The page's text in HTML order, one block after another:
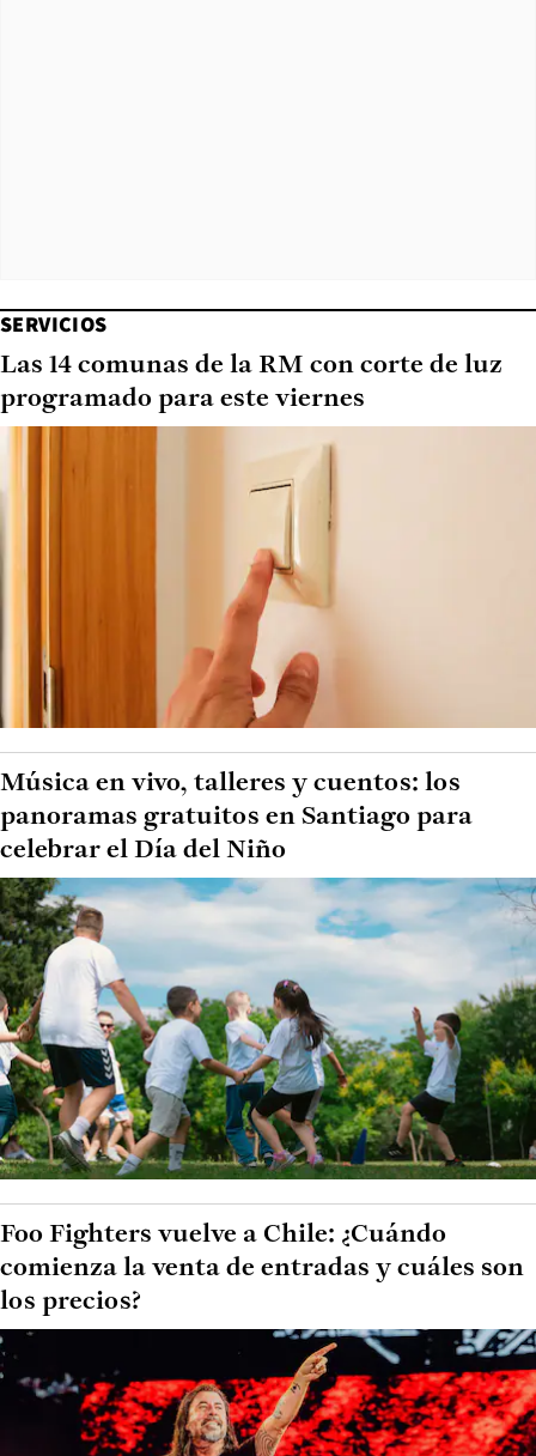
SERVICIOS
Las 14 comunas de la RM con corte de luz
programado para este viernes
Música en vivo, talleres y cuentos: los
panoramas gratuitos en Santiago para
celebrar el Día del Niño
Foo Fighters vuelve a Chile: ¿Cuándo
comienza la venta de entradas y cuáles son
los precios?